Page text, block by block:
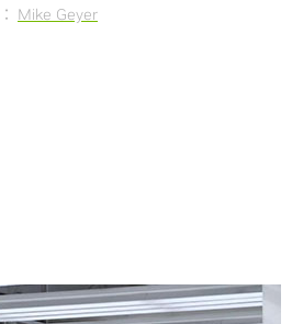
Mike Geyer